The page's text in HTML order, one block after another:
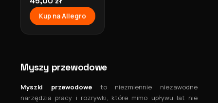
HocoKup na Allegro
Myszy przewodowe
Myszki przewodoweto niezmiennie niezawodne
narzędzia pracy i rozrywki, które mimo upływu lat nie